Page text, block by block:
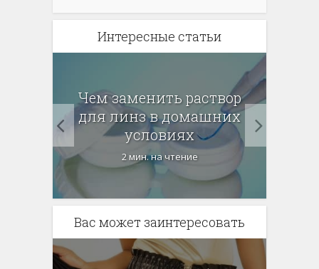
Интересные статьи
Чем заменить раствор
для линз в домашних
условиях
2 мин. на чтение
Вас может заинтересовать